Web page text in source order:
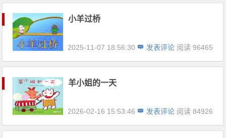
小羊过桥
2025-11-07 18:56:30 发表评论 阅读 96465
羊小姐的一天
2026-02-16 15:53:46 发表评论 阅读 84926